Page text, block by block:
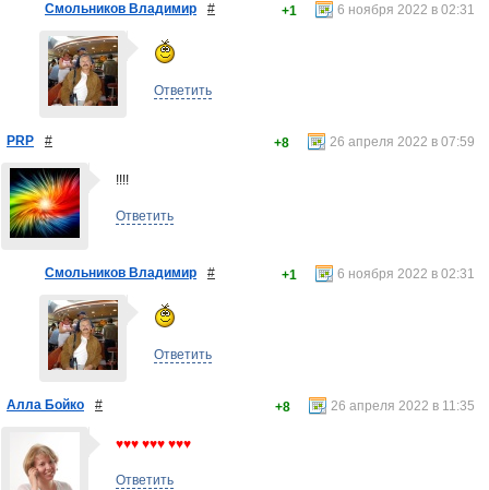
Смольников Владимир # 6 ноября 2022 в 02:31
+1
Ответить
PRP # 26 апреля 2022 в 07:59
+8
!!!!
Ответить
Смольников Владимир # 6 ноября 2022 в 02:31
+1
Ответить
Алла Бойко # 26 апреля 2022 в 11:35
+8
♥♥♥ ♥♥♥ ♥♥♥
Ответить